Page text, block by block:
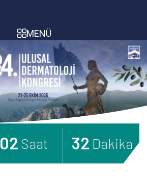
MENÜ
02 hours 32 minutes